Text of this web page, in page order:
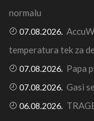
normalu
07.08.2026.
temperatura tek za
07.08.2026. Papa
07.08.2026. Gasi
06.08.2026.